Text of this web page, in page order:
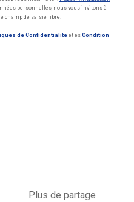
personnelles, nous vous invitons à
champ de saisie libre.
de Confidentialité et es Condition
Plus de partage